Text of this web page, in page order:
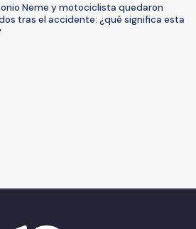
Neme y motociclista quedaron
tras el accidente: ¿qué significa esta